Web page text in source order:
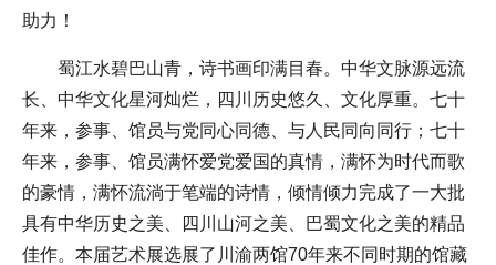
助力！
蜀江水碧巴山青，诗书画印满目春。中华文脉源远流
长、中华文化星河灿烂，四川历史悠久、文化厚重。七十
年来，参事、馆员与党同心同德、与人民同向同行；七十
年来，参事、馆员满怀爱党爱国的真情，满怀为时代而歌
的豪情，满怀流淌于笔端的诗情，倾情倾力完成了一大批
具有中华历史之美、四川山河之美、巴蜀文化之美的精品
佳作。本届艺术展选展了川渝两馆70年来不同时期的馆藏